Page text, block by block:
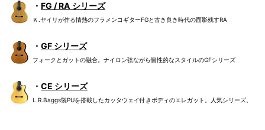
・ FG / RA シリーズ
Ｋ.ヤイリが作る情熱のフラメンコギターFGと古き良き時代の面影残すRA
・ GF シリーズ
フォークとガットの融合。ナイロン弦ながら個性的なスタイルのGFシリーズ
・ CE シリーズ
L.R.Baggs製PUを搭載したカッタウェイ付きボディのエレガット。人気シリーズ。